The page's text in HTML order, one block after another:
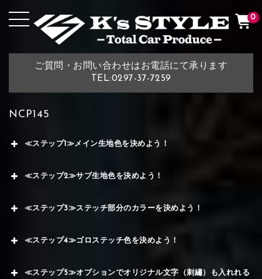
ご質問・お問い合わせはお電話にて承ります
TEL:0297-37-7259
0
NCP145
≪ステップ1≫メイン生地色を決めよう！
≪ステップ2≫サブ生地色を決めよう！
≪ステップ3≫ステッチ部分のカラーを決めよう！
≪ステップ4≫ゴロステッチ色を決めよう！
≪ステップ5≫オプションでオリジナル文字（刺繡）も入れれる